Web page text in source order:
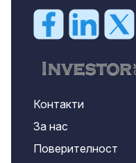
Контакти
За нас
Поверителност